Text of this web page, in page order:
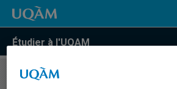
Étudier à l'UQAM
COURS//